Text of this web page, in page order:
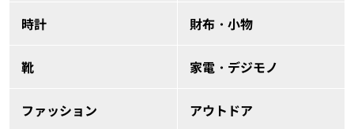
時計 財布・小物
靴 家電・デジモノ
ファッション アウトドア